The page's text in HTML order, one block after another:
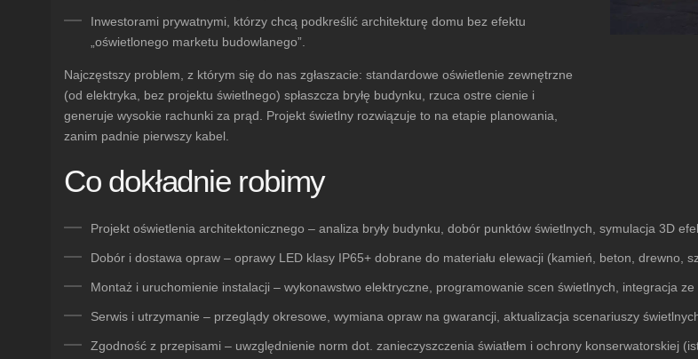
Inwestorami prywatnymi , którzy chcą podkreślić architekturę domu bez efektu
„oświetlonego marketu budowlanego”.
Najczęstszy problem, z którym się do nas zgłaszacie: standardowe oświetlenie zewnętrzne
(od elektryka, bez projektu świetlnego) spłaszcza bryłę budynku, rzuca ostre cienie i
generuje wysokie rachunki za prąd. Projekt świetlny rozwiązuje to na etapie planowania,
zanim padnie pierwszy kabel.
Co dokładnie robimy
Projekt oświetlenia architektonicznego – analiza bryły budynku, dobór punktów świetlnych, symulacja 3D
Dobór i dostawa opraw – oprawy LED klasy IP65+ dobrane do materiału elewacji (kamień, beton, drewno,
Montaż i uruchomienie instalacji – wykonawstwo elektryczne, programowanie scen świetlnych, integracja
Serwis i utrzymanie – przeglądy okresowe, wymiana opraw na gwarancji, aktualizacja scenariuszy
Zgodność z przepisami – uwzględnienie norm dot. zanieczyszczenia światłem i ochrony konserwatorskiej